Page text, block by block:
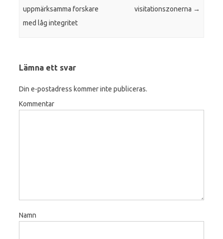
uppmärksamma forskare
med låg integritet
visitationszonerna →
Lämna ett svar
Din e-postadress kommer inte publiceras.
Kommentar
Namn